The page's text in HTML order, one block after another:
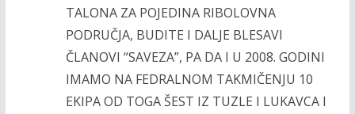
TALONA ZA POJEDINA RIBOLOVNA
PODRUČJA, BUDITE I DALJE BLESAVI
ČLANOVI “SAVEZA”, PA DA I U 2008. GODINI
IMAMO NA FEDRALNOM TAKMIČENJU 10
EKIPA OD TOGA ŠEST IZ TUZLE I LUKAVCA I